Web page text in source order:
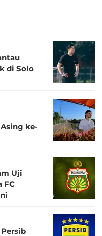
di Solo
ke-
Uji
FC